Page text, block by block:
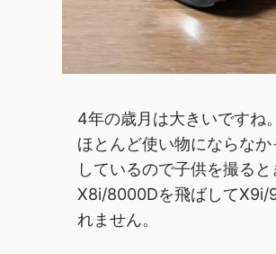
4年の歳月は大きいですね
ほとんど使い物にならな
しているので子供を撮る
X8i/8000Dを飛ばしてX9i/
れません。